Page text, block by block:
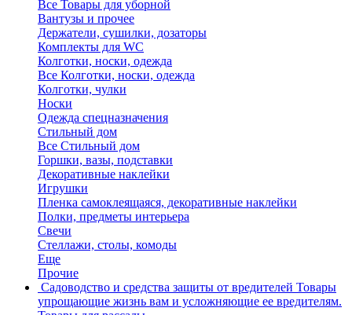
Все Товары для уборной
Вантузы и прочее
Держатели, сушилки, дозаторы
Комплекты для WC
Колготки, носки, одежда
Все Колготки, носки, одежда
Колготки, чулки
Носки
Одежда спецназначения
Стильный дом
Все Стильный дом
Горшки, вазы, подставки
Декоративные наклейки
Игрушки
Пленка самоклеящаяся, декоративные наклейки
Полки, предметы интерьера
Свечи
Стеллажи, столы, комоды
Еще
Прочие
Садоводство и средства защиты от вредителей Товары
упрощающие жизнь вам и усложняющие ее вредителям.